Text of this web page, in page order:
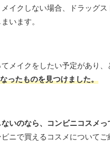
イクしない場合、ドラッグ
います。
メイクをしたい予定があり
ったものを見つけました。
ないのなら、コンビニコスメっ
ニで買えるコスメについてご